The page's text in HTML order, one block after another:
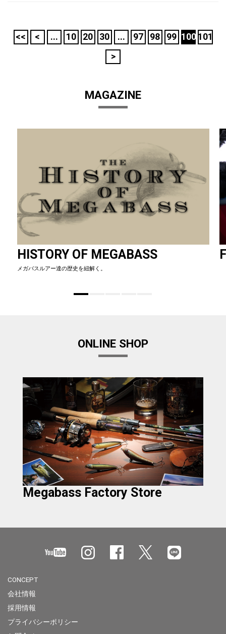
<< < ... 10 20 30 ... 97 98 99 100 101
>
MAGAZINE
HISTORY OF MEGABASS
メガバスルアー達の歴史を紐解く。
ONLINE SHOP
Megabass Factory Store
CONCEPT
会社情報
採用情報
プライバシーポリシー